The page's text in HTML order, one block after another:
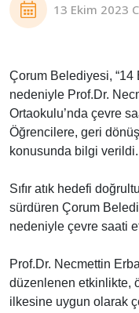
13 Ekim 2023
Çorum Belediyesi, “14
nedeniyle Prof.Dr.
Ortaokulu’nda çevre
Öğrencilere, geri
konusunda bilgi verildi.
Sıfır atık hedefi
sürdüren Çorum
nedeniyle çevre saati
Prof.Dr. Necmettin
düzenlenen etkinlikte,
ilkesine uygun olarak